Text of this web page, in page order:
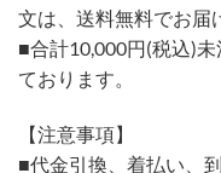
文は、送料無料でお届
■合計10,000円(税込)
ております。
【注意事項】
■代金引換、着払い、